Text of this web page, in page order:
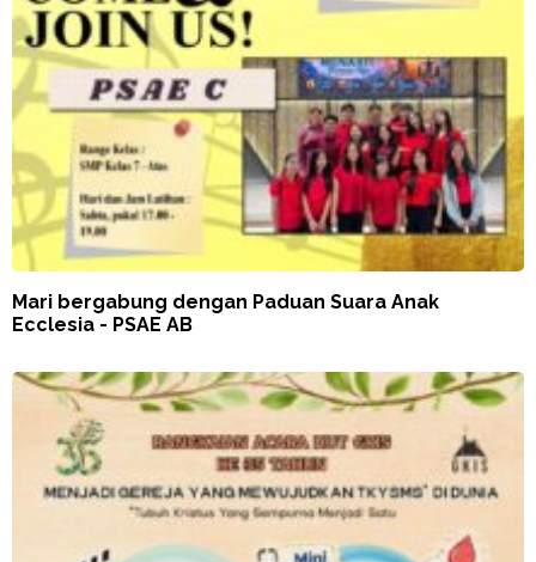
Mari bergabung dengan Paduan Suara Anak
Ecclesia - PSAE AB